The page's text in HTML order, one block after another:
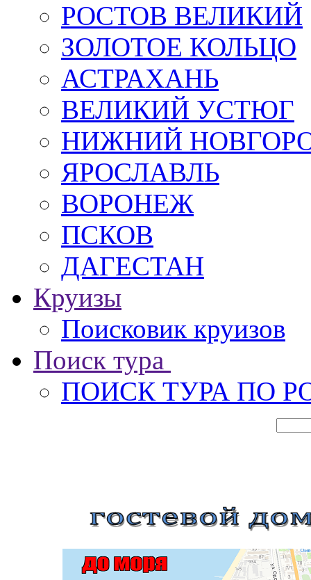
РОСТОВ ВЕЛИКИЙ
ЗОЛОТОЕ КОЛЬЦО
АСТРАХАНЬ
ВЕЛИКИЙ УСТЮГ
НИЖНИЙ
ЯРОСЛАВЛЬ
ВОРОНЕЖ
ПСКОВ
ДАГЕСТАН
Круизы
Поисковик круизов
Поиск тура
ПОИСК ТУРА ПО